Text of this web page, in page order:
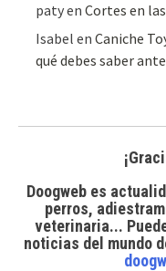
patyenCortes en
Isabel enCaniche
qué debes saber
Doogweb es
perros,
veterinaria...
noticias del mundo